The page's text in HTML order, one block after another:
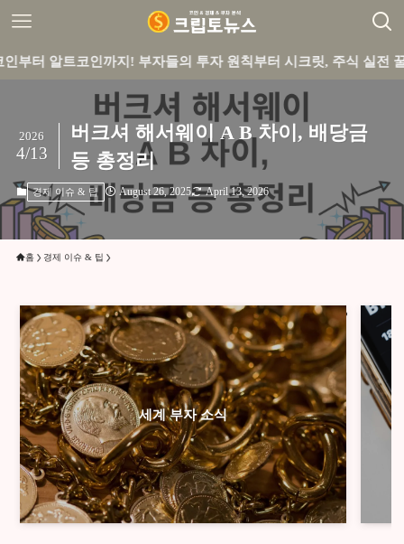
코인까지! 부자들의 투자 원칙부터 시크릿, 주식 실전 꿀팁까지 큐
버크셔 해서웨이 A B 차이, 배당금
등 총정리
2026
4/13
경제 이슈 & 팁 August 26, 2025 April 13, 2026
홈 경제 이슈 & 팁
세계 부자 소식